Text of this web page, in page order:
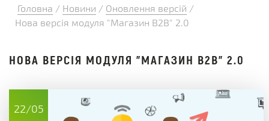
Головна / Новини / Оновлення версій /
Нова версія модуля "Магазин В2В" 2.0
НОВА ВЕРСІЯ МОДУЛЯ "МАГАЗИН В2В" 2.0
22/05